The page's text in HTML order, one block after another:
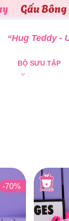
“Hug Teddy -
BỘ SƯU TẬP
-70%